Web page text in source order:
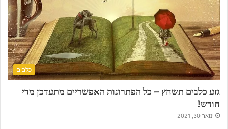
כלבים
גזע כלבים תשחץ – כל הפתרונות האפשריים מתעדכן מדי
חודש!
ינואר 30, 2021